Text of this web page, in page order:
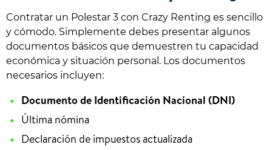
Contratar un Polestar 3 con Crazy Renting es sencillo
y cómodo. Simplemente debes presentar algunos
documentos básicos que demuestren tu capacidad
económica y situación personal. Los documentos
necesarios incluyen:
Documento de Identificación Nacional (DNI)
Última nómina
Declaración de impuestos actualizada